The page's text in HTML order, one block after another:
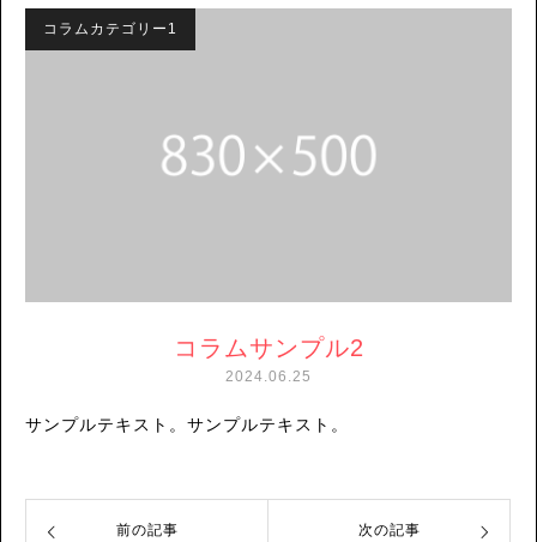
コラムカテゴリー1
コラムサンプル2
2024.06.25
サンプルテキスト。サンプルテキスト。
前の記事 次の記事